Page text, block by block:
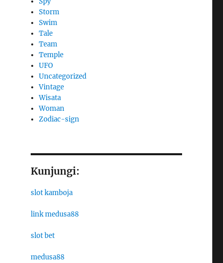
Storm
Swim
Tale
Team
Temple
UFO
Uncategorized
Vintage
Wisata
Woman
Zodiac-sign
Kunjungi:
slot kamboja
link medusa88
slot bet
medusa88